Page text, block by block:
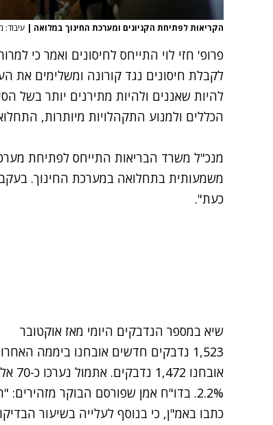
הקריאות לפתיחת הקניונים ומערכת החינוך במלואה‎ | עיבוד:
פרופ' חזי לוי התייחס לחיסונים ואמר כי
לקבלת חיסונים נגד קורונה ומשלימים את
להיות שאננים ולהיות מתירנים יותר בשל
הכללים ולמנוע התקהלויות מיותרות,
מנכ"ל משרד הבריאות התייחס לפתיחת
כעת".
שיא במספר הנדבקים היומי מאז אוקטובר
2.2%. בדו"ח אמן שפורסם הבוקר
כתבו באמ"ן, כי בנוסף לעלייה בשיעור